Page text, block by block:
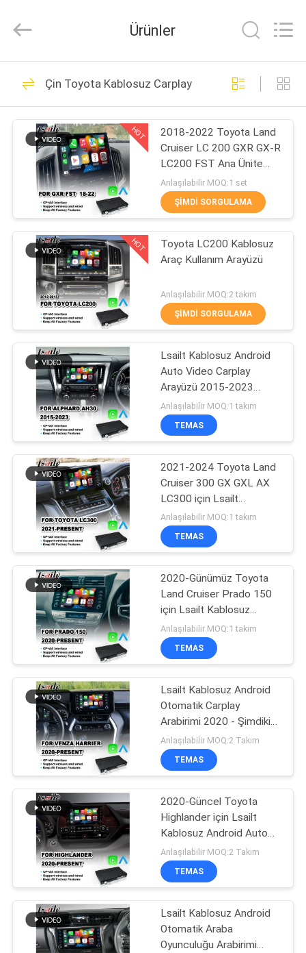
ÜRÜN:%
VİDEOLAR
HAKKIMIZDA
FABRIKA
TURU
KALITE
KONTROL
BIZIMLE
ILETIŞIME
GEÇIN
HABERLER
VAKALAR
SITE
HARITASI
PRIVACY
POLICY
Electron
Co.,Ltd.
Reserved.
Araba Navigasyon
Kutusu
70
Android Navigasyon
Kutusu
56
GPS Navigasyon
Kutusu
Lexus Video
Arayüzü
NISSAN Multimedya
Arayüzü
52
Lexus Android
Ekranı
Ürünler
Çin Toyota Kablosuz Carplay
HOT
2018-2022 Toyota Land
Cruiser LC 200 GXR GX-R
LC200 FST Ana Ünite
Radyo için Lsailt Carplay
Arayüzü
Anlaşılabilir MOQ:1 set
ŞIMDI SORGULAMA
HOT
Toyota LC200 Kablosuz
Araç Kullanım Arayüzü
Anlaşılabilir MOQ:2 takım
ŞIMDI SORGULAMA
Lsailt Kablosuz Android
Auto Video Carplay
Arayüzü 2015-2023
Toyota Alphard AH30 için
Anlaşılabilir MOQ:1 takım
TEMAS
2021-2024 Toyota Land
Cruiser 300 GX GXL AX
LC300 için Lsailt
Kablosuz Android
Otomatik Carplay Arayüzü
Anlaşılabilir MOQ:1 takım
TEMAS
2020-Günümüz Toyota
Land Cruiser Prado 150
için Lsailt Kablosuz
Android Auto Carplay
Arayüzü
Anlaşılabilir MOQ:1 takım
TEMAS
Lsailt Kablosuz Android
Otomatik Carplay
Arabirimi 2020 - Şimdiki
Toyota Venza Harrier için
Anlaşılabilir MOQ:2 Takım
TEMAS
2020-Güncel Toyota
Highlander için Lsailt
Kablosuz Android Auto
Carplay Arayüzü
Anlaşılabilir MOQ:2 Takım
TEMAS
Lsailt Kablosuz Android
Otomatik Araba
Oyunculuğu Arabirimi